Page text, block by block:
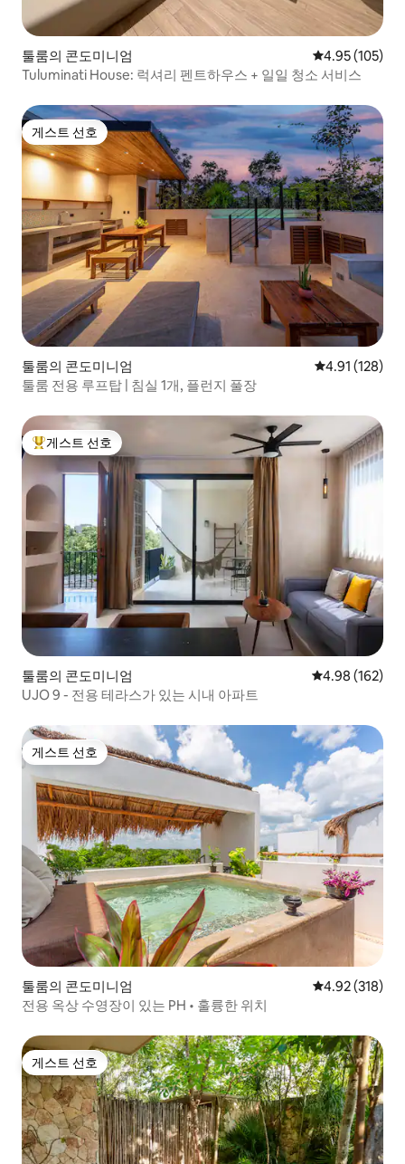
툴룸의 콘도미니엄 평점 4.95점(5
4.95 (105)
Tuluminati House: 럭셔리 펜트하우스 + 일일 청소 서비스
게스트 선호
게스트 선호
툴룸의 콘도미니엄 평점 4.91점(5
4.91 (128)
툴룸 전용 루프탑 | 침실 1개, 플런지 풀장
상위 게스트 선호
게스트 선호
툴룸의 콘도미니엄 평점 4.98점(5
4.98 (162)
UJO 9 - 전용 테라스가 있는 시내 아파트
게스트 선호
게스트 선호
툴룸의 콘도미니엄 평점 4.92점(5
4.92 (318)
전용 옥상 수영장이 있는 PH • 훌륭한 위치
게스트 선호
게스트 선호